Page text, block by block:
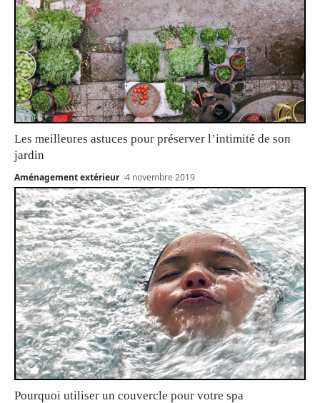
Les meilleures astuces pour préserver l’intimité de son
jardin
Aménagement extérieur 4 novembre 2019
Pourquoi utiliser un couvercle pour votre spa